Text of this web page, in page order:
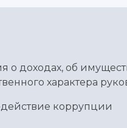
о доходах, об
характера
коррупции